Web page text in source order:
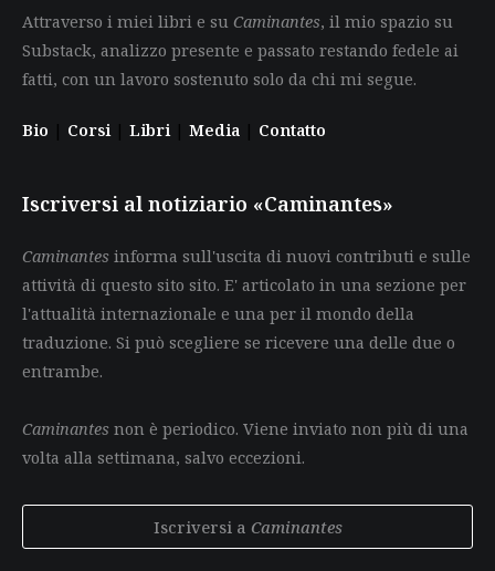
Attraverso i miei libri e su Caminantes, il mio spazio su
Substack, analizzo presente e passato restando fedele ai
fatti, con un lavoro sostenuto solo da chi mi segue.
Bio | Corsi | Libri | Media | Contatto
Iscriversi al notiziario «Caminantes»
Caminantes informa sull'uscita di nuovi contributi e sulle
attività di questo sito sito. E' articolato in una sezione per
l'attualità internazionale e una per il mondo della
traduzione. Si può scegliere se ricevere una delle due o
entrambe.
Caminantes non è periodico. Viene inviato non più di una
volta alla settimana, salvo eccezioni.
Iscriversi a Caminantes